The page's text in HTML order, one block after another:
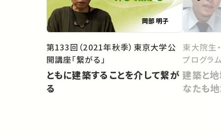
第133回（2021年秋季）東京大学公
開講座「繋がる」
ともに建築することを介して繋が
る
東大院生
プログラ
建築と
なたも地